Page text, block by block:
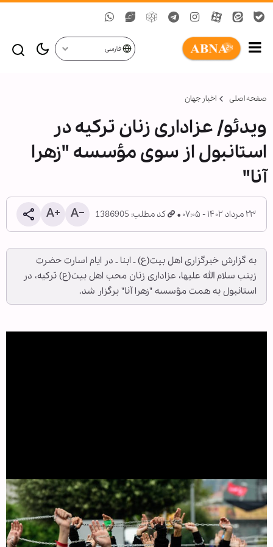
فارسی
صفحه اصلی اخبار جهان
ویدئو/ عزاداری زنان ترکیه در
استانبول از سوی مؤسسه "زهرا
آنا"
۲۳ مرداد ۱۴۰۲ - ۰۷:۰۵ کد مطلب: 1386905
به گزارش خبرگزاری اهل بیت(ع) ـ ابنا ـ در ایام اسارت حضرت
زینب سلام الله علیها، عزاداری زنان محب اهل بیت(ع) ترکیه، در
استانبول به همت مؤسسه "زهرا آنا" برگزار شد.